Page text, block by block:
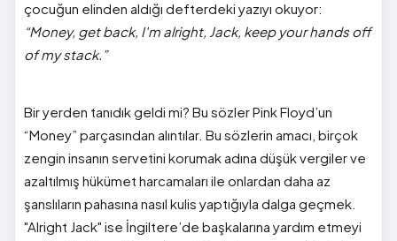
çocuğun elinden aldığı defterdeki yazıyı okuyor:
“Money, get back, I'm alright, Jack, keep your hands off
of my stack.”
Bir yerden tanıdık geldi mi? Bu sözler Pink Floyd’un
“Money” parçasından alıntılar. Bu sözlerin amacı, birçok
zengin insanın servetini korumak adına düşük vergiler ve
azaltılmış hükümet harcamaları ile onlardan daha az
şanslıların pahasına nasıl kulis yaptığıyla dalga geçmek.
"Alright Jack" ise İngiltere’de başkalarına yardım etmeyi